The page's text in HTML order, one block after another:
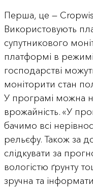
Перша, це —
Використовують
супутникового
платформі в
господарстві
моніторити стан
У програмі можна
врожайність. «У
бачимо всі
рельєфу. Також за
слідкувати за
вологістю ґрунту
зручна та